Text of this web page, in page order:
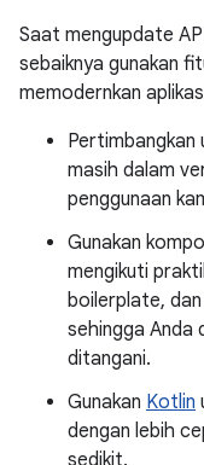
Saat mengupdate
sebaiknya gunakan
memodernkan
Pertimbangkan
masih dalam
penggunaan
Gunakan
mengikuti
boilerplate,
sehingga Anda
ditangani.
Gunakan Kotlin
dengan lebih
sedikit.